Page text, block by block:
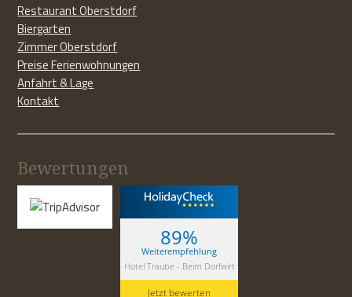
Restaurant Oberstdorf
Biergarten
Zimmer Oberstdorf
Preise Ferienwohnungen
Anfahrt & Lage
Kontakt
Bewertungen
89%
Weiterempfehlung
Hotel Traube - Beim Dorfwirt
Jetzt bewerten